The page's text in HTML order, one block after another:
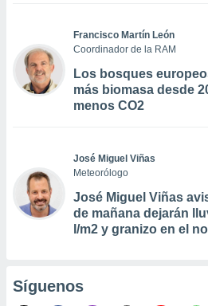
Francisco Martín León
Coordinador de la RAM
Los bosques
más biomasa desde
menos CO2
José Miguel Viñas
Meteorólogo
José Miguel Viñas
de mañana dejarán
l/m2 y granizo en el
Síguenos